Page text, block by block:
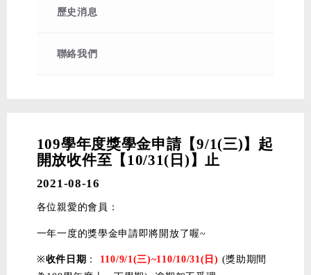
2025-12-23115年健保署覈實113年健保投保身
歷史消息
聯絡我們
109學年度獎學金申請【9/1(三)】起
開放收件至【10/31(日)】止
2021-08-16
各位親愛的會員：
一年一度的獎學金申請即將開放了喔~
※收件日期 ： 110/9/1(三)~110/10/31(日) (獎助期間